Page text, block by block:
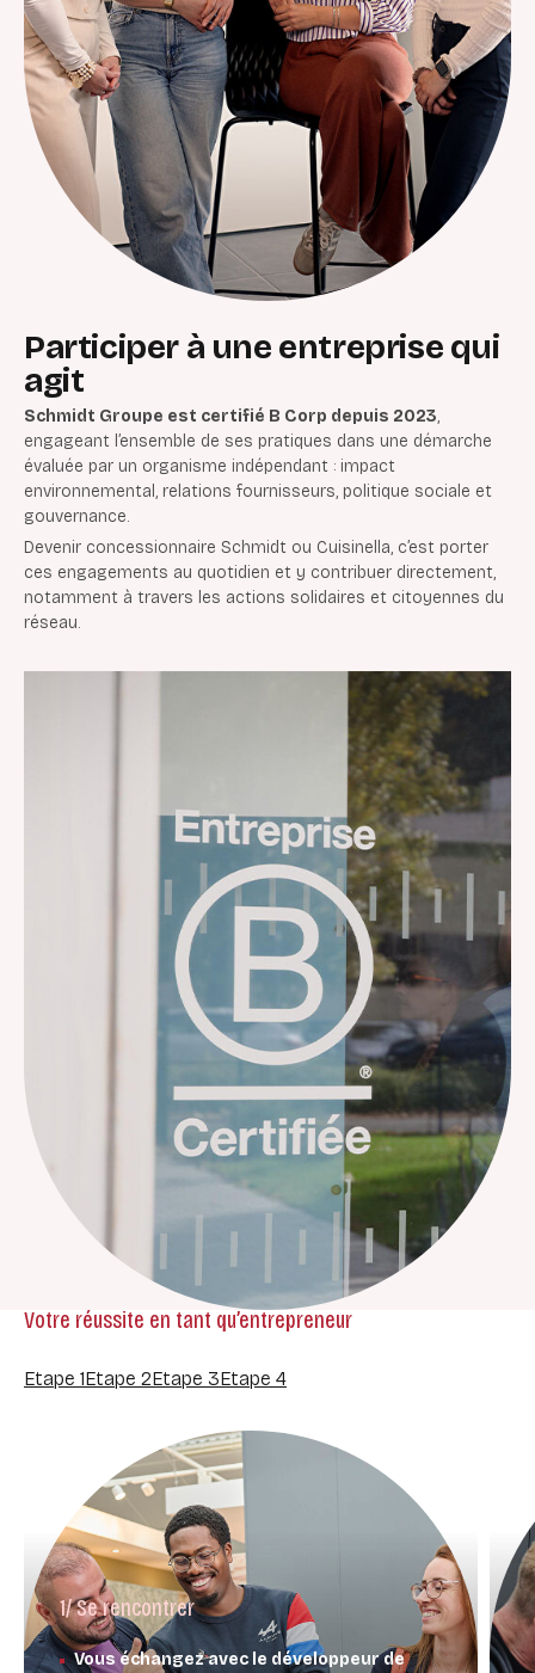
Participer à une entreprise qui
agit
Schmidt Groupe est certifié B Corp depuis 2023,
engageant l’ensemble de ses pratiques dans une démarche
évaluée par un organisme indépendant : impact
environnemental, relations fournisseurs, politique sociale et
gouvernance.
Devenir concessionnaire Schmidt ou Cuisinella, c’est porter
ces engagements au quotidien et y contribuer directement,
notamment à travers les actions solidaires et citoyennes du
réseau.
Votre réussite en tant qu’entrepreneur
Etape 1Etape 2Etape 3Etape 4
1/ Se rencontrer
Vous échangez avec le développeur de